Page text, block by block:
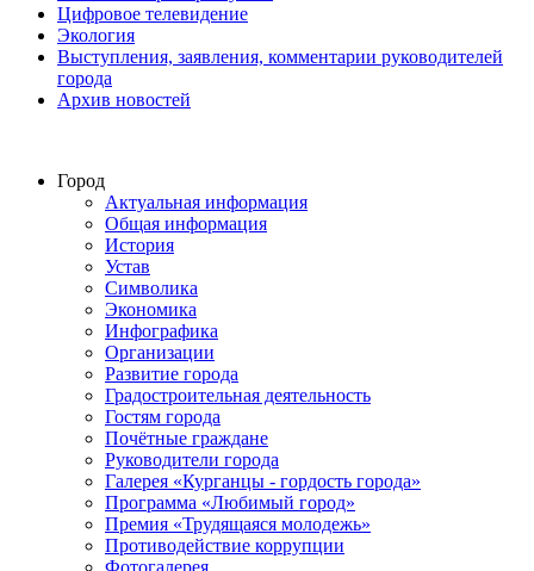
Цифровое телевидение
Экология
Выступления, заявления, комментарии руководителей
города
Архив новостей
Город
Актуальная информация
Общая информация
История
Устав
Символика
Экономика
Инфографика
Организации
Развитие города
Градостроительная деятельность
Гостям города
Почётные граждане
Руководители города
Галерея «Курганцы - гордость города»
Программа «Любимый город»
Премия «Трудящаяся молодежь»
Противодействие коррупции